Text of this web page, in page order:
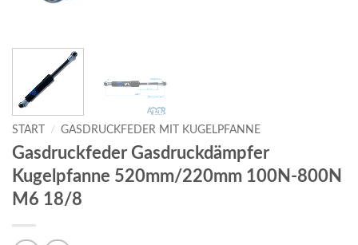
START / GASDRUCKFEDER MIT KUGELPFANNE
Gasdruckfeder Gasdruckdämpfer
Kugelpfanne 520mm/220mm 100N-800N
M6 18/8